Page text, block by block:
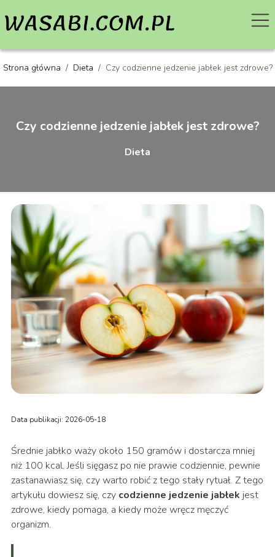
Strona główna / Dieta / Czy codzienne jedzenie jabłek jest zdrowe?
Czy codzienne jedzenie jabłek jest zdrowe?
Dieta
Data publikacji: 2026-05-18
Średnie jabłko waży około 150 gramów i dostarcza mniej
niż 100 kcal. Jeśli sięgasz po nie prawie codziennie, pewnie
zastanawiasz się, czy warto robić z tego stały rytuał. Z tego
artykułu dowiesz się, czy codzienne jedzenie jabłek jest
zdrowe, kiedy pomaga, a kiedy może wręcz męczyć
organizm.